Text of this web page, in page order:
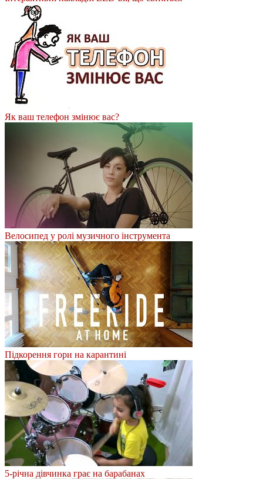
Як ваш телефон змінює вас?
Велосипед у ролі музичного інструмента
Підкорення гори на карантині
5-річна дівчинка грає на барабанах